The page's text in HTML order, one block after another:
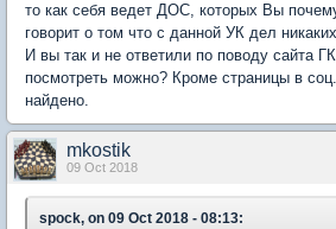
то как себя ведет ДОС, которых Вы
говорит о том что с данной УК дел
И вы так и не ответили по поводу сайта
посмотреть можно? Кроме страницы в
найдено.
mkostik
09 Oct 2018
spock, on 09 Oct 2018 - 08:13: